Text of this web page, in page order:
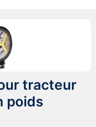
tracteur
poids